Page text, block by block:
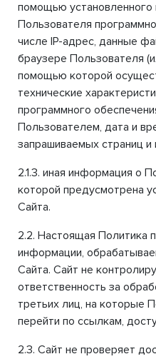
помощью установленного
Пользователя
числе IP-адрес, данные
браузере Пользователя
помощью которой
технические
программного
Пользователем, дата и
запрашиваемых страниц
2.1.3. иная информация о
которой предусмотрена
Сайта.
2.2. Настоящая Политика
информации,
Сайта. Сайт не
ответственность за
третьих лиц, на которые
перейти по ссылкам,
2.3. Сайт не проверяет